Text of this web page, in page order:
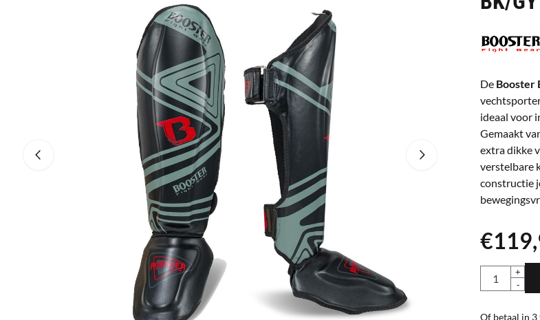
De Booster
ideaal voor
Gemaakt
extra dikke
verstelbare
constructie
€
Aantal
+
-
Of betaal in